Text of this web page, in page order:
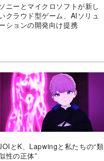
ソニーとマイクロソフトが新し
クラウド型ゲーム、AIソリュ
ションの開発向け提携
とK、Lapwingと私たちの“類
性の正体”